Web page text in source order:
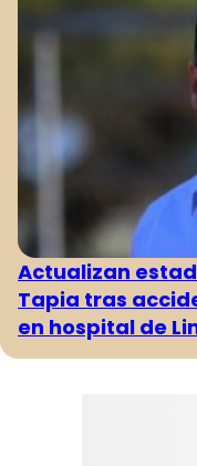
Actualizan
Tapia tras
en hospital de